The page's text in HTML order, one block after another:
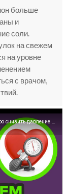
больше
и
соли.
на свежем
на уровне
с врачом,
Нормализуем ДАВЛЕНИЕ с помощью массажа. Как быстро снизить давление в домашних условиях.